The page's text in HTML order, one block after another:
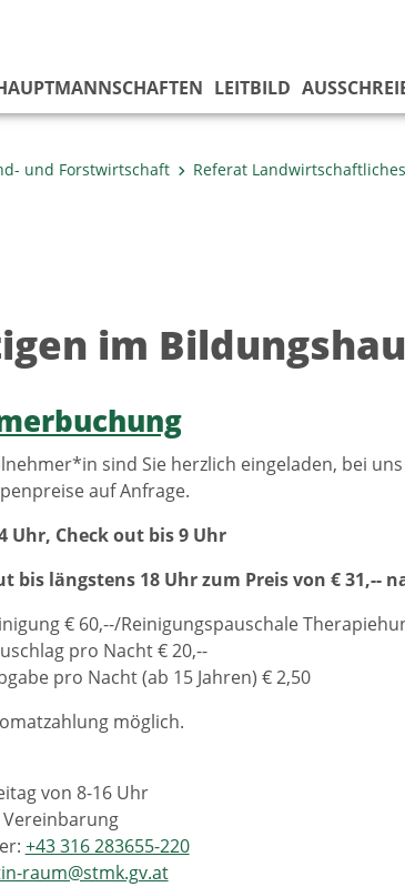
LEITBILD
und Forstwirtschaft Referat
im
sind Sie herzlich eingeladen, bei
auf Anfrage.
Uhr, Check out bis 9 Uhr
bis längstens 18 Uhr zum Preis von € 31,--
€ 60,--/Reinigungspauschale
pro Nacht € 20,--
pro Nacht (ab 15 Jahren) € 2,50
möglich.
von 8-16 Uhr
+43 316 283655-220
raum@stmk.gv.at